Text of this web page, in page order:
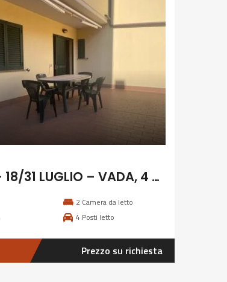
109A – 18/31 LUGLIO – VADA, 4 POSTI CON GIARDINO
2 Camera da letto
4 Posti letto
Prezzo su richiesta